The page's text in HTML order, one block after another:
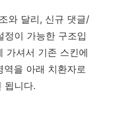
와 달리, 신규 댓글/
정이 가능한 구조입
가셔서 기존 스킨에
을 아래 치환자로
됩니다.